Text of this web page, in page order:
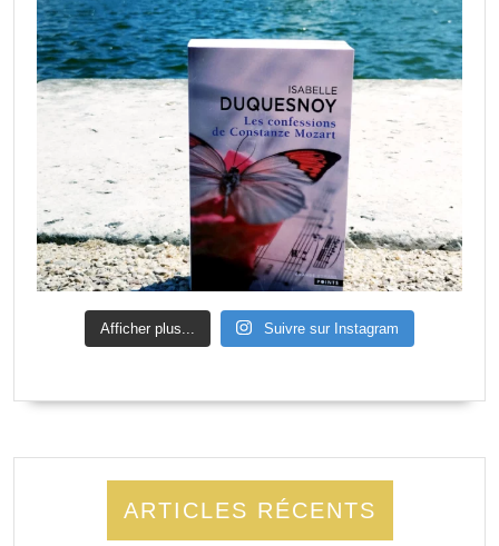
Afficher plus... Suivre sur Instagram
ARTICLES RÉCENTS